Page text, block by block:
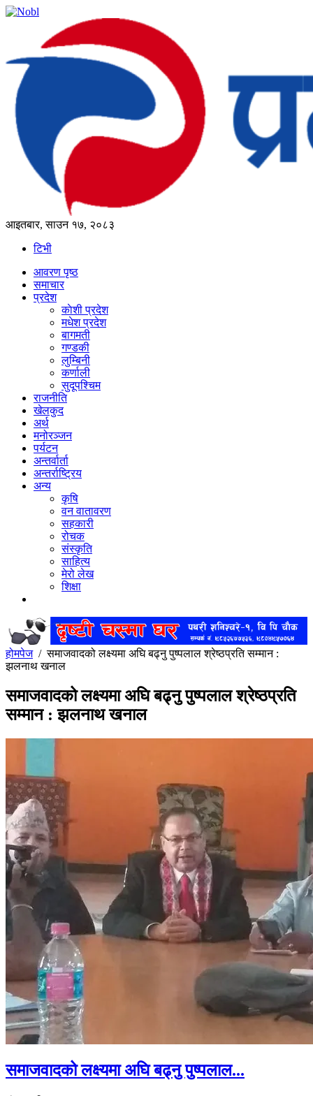
आइतबार, साउन १७, २०८३
टिभी
आवरण पृष्‍ठ
समाचार
प्रदेश
काेशी प्रदेश
मधेश प्रदेश
बागमती
गण्डकी
लुम्बिनी
कर्णाली
सुदूपश्‍चिम
राजनीति
खेलकुद
अर्थ
मनोरञ्‍जन
पर्यटन
अन्तर्वार्ता
अन्तर्राष्‍ट्रिय
अन्य
कृषि
वन वातावरण
सहकारी
रोचक
संस्कृति
साहित्य
मेरो लेख
शिक्षा
होमपेज/समाजवादको लक्ष्यमा अघि बढ्नु पुष्पलाल श्रेष्ठप्रति सम्मान :
झलनाथ खनाल
समाजवादको लक्ष्यमा अघि बढ्नु पुष्पलाल श्रेष्ठप्रति
सम्मान : झलनाथ खनाल
समाजवादको लक्ष्यमा अघि बढ्नु पुष्पलाल...